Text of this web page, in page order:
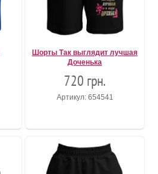
Шорты Так выглядит лучшая
Доченька
720 грн.
Артикул: 654541